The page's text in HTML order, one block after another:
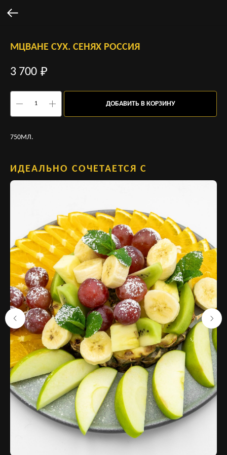
МЦВАНЕ СУХ. СЕНЯХ РОССИЯ
3 700 ₽
ДОБАВИТЬ В КОРЗИНУ
750МЛ.
ИДЕАЛЬНО СОЧЕТАЕТСЯ С